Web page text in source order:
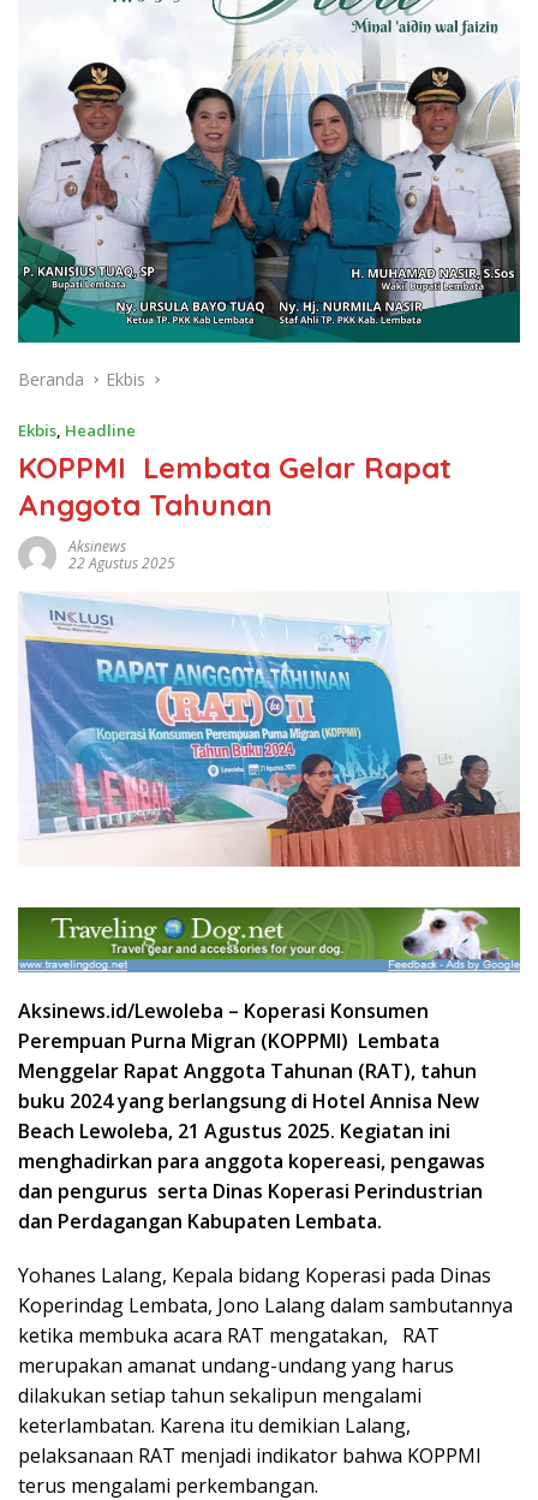
Beranda Ekbis
Ekbis, Headline
KOPPMI Lembata Gelar Rapat
Anggota Tahunan
Aksinews
22 Agustus 2025
Aksinews.id/Lewoleba – Koperasi Konsumen
Perempuan Purna Migran (KOPPMI) Lembata
Menggelar Rapat Anggota Tahunan (RAT), tahun
buku 2024 yang berlangsung di Hotel Annisa New
Beach Lewoleba, 21 Agustus 2025. Kegiatan ini
menghadirkan para anggota kopereasi, pengawas
dan pengurus serta Dinas Koperasi Perindustrian
dan Perdagangan Kabupaten Lembata.
Yohanes Lalang, Kepala bidang Koperasi pada Dinas
Koperindag Lembata, Jono Lalang dalam sambutannya
ketika membuka acara RAT mengatakan, RAT
merupakan amanat undang-undang yang harus
dilakukan setiap tahun sekalipun mengalami
keterlambatan. Karena itu demikian Lalang,
pelaksanaan RAT menjadi indikator bahwa KOPPMI
terus mengalami perkembangan.